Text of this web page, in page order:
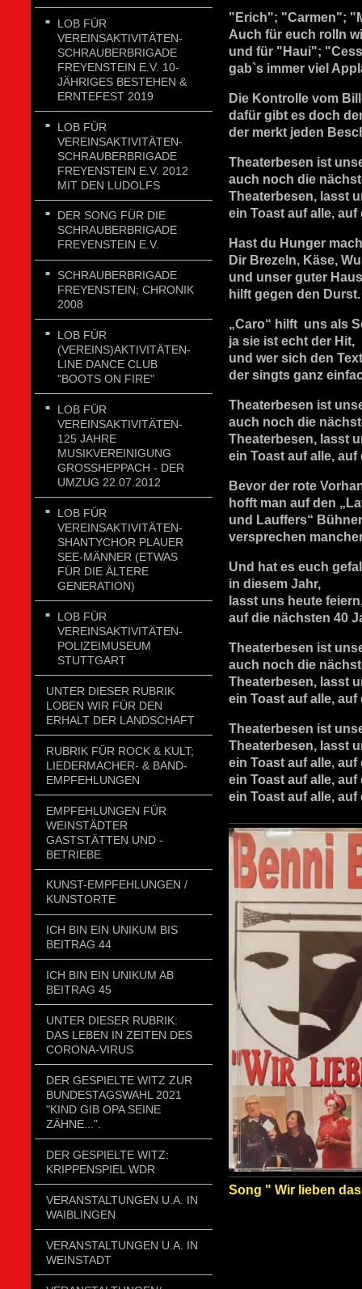
LOB FÜR
VEREINSAKTIVITÄTEN-
SCHRAUBERBRIGADE
FREYENSTEIN E.V. 10-
JÄHRIGES BESTEHEN &
ERNTEFEST 2019
LOB FÜR
VEREINSAKTIVITÄTEN-
SCHRAUBERBRIGADE
FREYENSTEIN E.V. 2012
MIT DEN LUDOLFS
DER SONG FÜR DIE
SCHRAUBERBRIGADE
FREYENSTEIN E.V.
SCHRAUBERBRIGADE
FREYENSTEIN; CHRONIK
2008
LOB FÜR
(VEREINS)AKTIVITÄTEN-
LINE DANCE CLUB
"BOOTS ON FIRE"
LOB FÜR
VEREINSAKTIVITÄTEN-
125 JAHRE
MUSIKVEREINIGUNG
GROSSHEPPACH - DER U
MZUG 22.07.2012
LOB FÜR
VEREINSAKTIVITÄTEN-
SHANTYCHOR PLAUER
SEE-MÄNNER (ETWAS
FÜR DIE ÄLTERE
GENERATION)
LOB FÜR
VEREINSAKTIVITÄTEN-
POLIZEIMUSEUM
STUTTGART
UNTER DIESER RUBRIK
LOBEN WIR FÜR DEN
ERHALT DER LANDSCHAFT
RUBRIK FÜR ROCK & KULT;
LIEDERMACHER- & BAND-
EMPFEHLUNGEN
EMPFEHLUNGEN FÜR
WEINSTÄDTER
GASTSTÄTTEN UND -
BETRIEBE
KUNST-EMPFEHLUNGEN /
KUNSTORTE
ICH BIN EIN UNIKUM BIS
BEITRAG 44
ICH BIN EIN UNIKUM AB
BEITRAG 45
UNTER DIESER RUBRIK:
DAS LEBEN IN ZEITEN DES
CORONA-VIRUS
DER GESPIELTE WITZ ZUR
BUNDESTAGSWAHL 2021
"KIND GIB OPA SEINE
ZÄHNE...".
DER GESPIELTE WITZ:
KRIPPENSPIEL WDR
VERANSTALTUNGEN U.A. IN
WAIBLINGEN
VERANSTALTUNGEN U.A. IN
WEINSTADT
"Erich"; "Carmen";
Auch für euch rolln
und für "Haui";
gab`s immer viel
Die Kontrolle vom
dafür gibt es doch
der merkt jeden
Theaterbesen ist
auch noch die
Theaterbesen, lasst
ein Toast auf alle,
Hast du Hunger
Dir Brezeln, Käse,
und unser guter
hilft gegen den Durst.
„Caro“ hilft uns als
ja sie ist echt der Hit,
und wer sich den
der singts ganz
Theaterbesen ist
auch noch die
Theaterbesen, lasst
ein Toast auf alle,
Bevor der rote
hofft man auf den
und Lauffers“
versprechen
Und hat es euch
in diesem Jahr,
lasst uns heute
auf die nächsten 40
Theaterbesen ist
auch noch die
Theaterbesen, lasst
ein Toast auf alle,
Theaterbesen ist
Theaterbesen, lasst
ein Toast auf alle,
ein Toast auf alle,
ein Toast auf alle,
Song " Wir lieben